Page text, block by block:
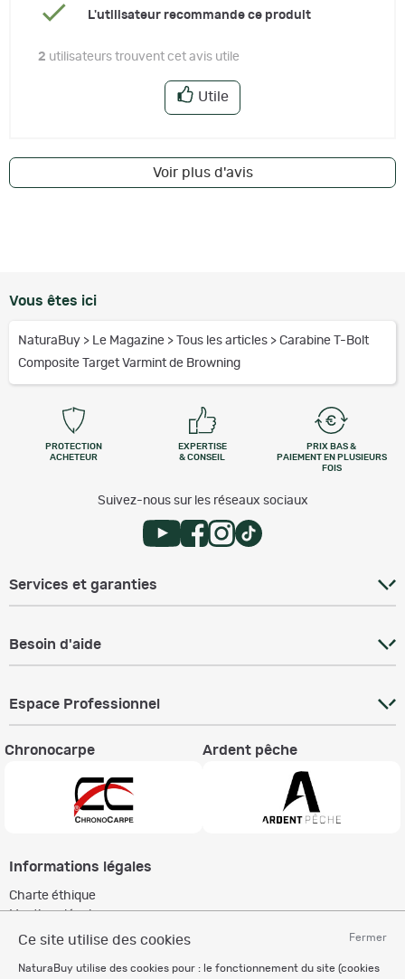
Fermer
Ce site utilise des cookies
NaturaBuy utilise des cookies pour : le fonctionnement du site (cookies
L'utilisateur recommande ce produit
2 utilisateurs trouvent cet avis utile
Utile
Voir plus d'avis
Vous êtes ici
NaturaBuy > Le Magazine > Tous les articles > Carabine T-Bolt
Composite Target Varmint de Browning
PROTECTION
ACHETEUR
EXPERTISE
& CONSEIL
PRIX BAS &
PAIEMENT EN PLUSIEURS
FOIS
Suivez-nous sur les réseaux sociaux
Services et garanties
Besoin d'aide
Espace Professionnel
Chronocarpe Ardent pêche
Informations légales
Charte éthique
Mentions légales
Règlement & Conditions d'utilisation
des données personnelles